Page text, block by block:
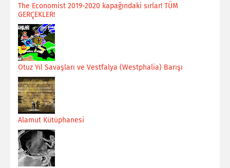
The Economist 2019-2020 kapağındaki sırlar! TÜM
GERÇEKLER!
Otuz Yıl Savaşları ve Vestfalya (Westphalia) Barışı
Alamut Kütüphanesi